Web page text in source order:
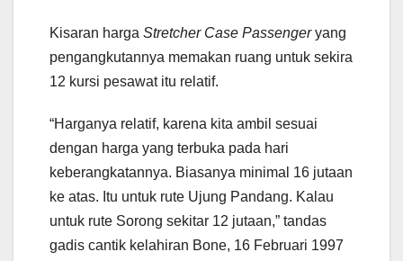
Kisaran harga Stretcher Case Passengeryang
pengangkutannya memakan ruang untuk sekira
12 kursi pesawat itu relatif.
“Harganya relatif, karena kita ambil sesuai
dengan harga yang terbuka pada hari
keberangkatannya. Biasanya minimal 16 jutaan
ke atas. Itu untuk rute Ujung Pandang. Kalau
untuk rute Sorong sekitar 12 jutaan,” tandas
gadis cantik kelahiran Bone, 16 Februari 1997